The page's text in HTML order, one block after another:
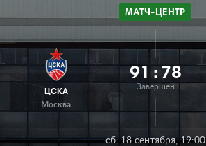
МАТЧ-ЦЕНТР
ЦСКА
Москва
91 : 78
Завершен
сб, 18 сентября, 19:00